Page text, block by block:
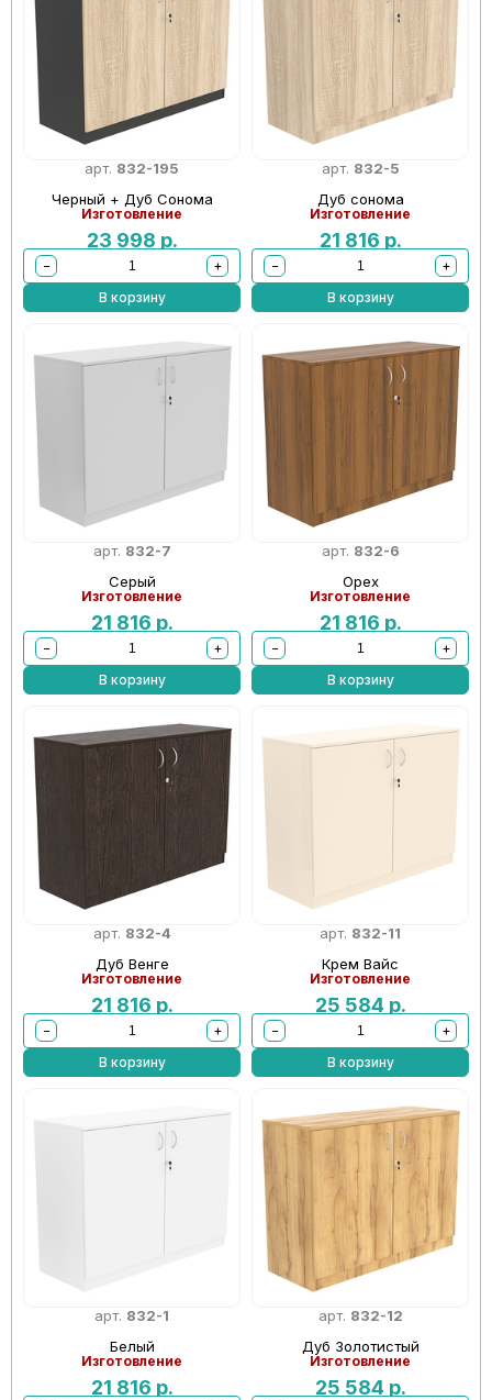
арт. 832-195
Черный + Дуб Сонома
Изготовление
23 998 р.
−
+
В корзину
арт. 832-5
Дуб сонома
Изготовление
21 816 р.
−
+
В корзину
арт. 832-7
Серый
Изготовление
21 816 р.
−
+
В корзину
арт. 832-6
Орех
Изготовление
21 816 р.
−
+
В корзину
арт. 832-4
Дуб Венге
Изготовление
21 816 р.
−
+
В корзину
арт. 832-11
Крем Вайс
Изготовление
25 584 р.
−
+
В корзину
арт. 832-1
Белый
Изготовление
21 816 р.
арт. 832-12
Дуб Золотистый
Изготовление
25 584 р.